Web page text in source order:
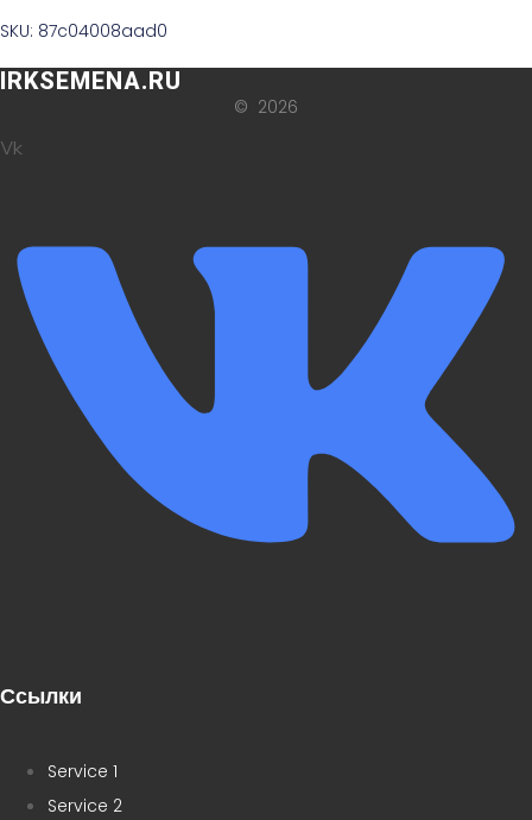
SKU: 87c04008aad0
IRKSEMENA.RU
© 2026
Vk
Ссылки
Service 1
Service 2